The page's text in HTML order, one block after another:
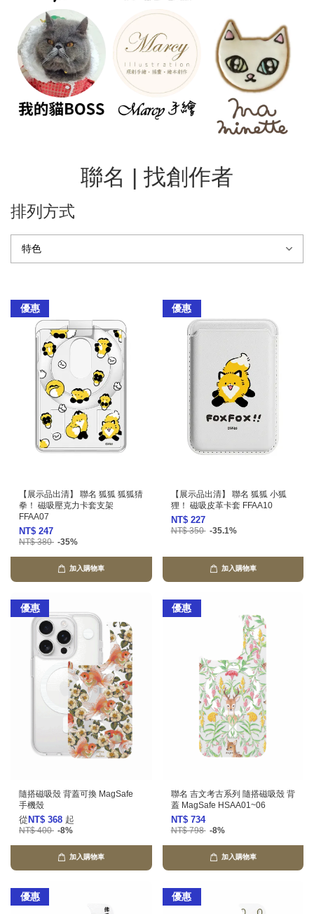
聯名 | 找創作者
排列方式
優惠
【展示品出清】 聯名 狐狐 狐狐猜
拳！ 磁吸壓克力卡套支架
FFAA07
NT$ 247
NT$ 380 -35%
加入購物車
優惠
【展示品出清】 聯名 狐狐 小狐
狸！ 磁吸皮革卡套 FFAA10
NT$ 227
NT$ 350 -35.1%
加入購物車
優惠
隨搭磁吸殼 背蓋可換 MagSafe
手機殼
從 NT$ 368 起
NT$ 400 -8%
加入購物車
優惠
聯名 吉文考古系列 隨搭磁吸殼 背
蓋 MagSafe HSAA01~06
NT$ 734
NT$ 798 -8%
加入購物車
優惠 優惠